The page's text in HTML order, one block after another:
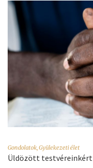
Gondolatok,Gyülekezeti élet
Üldözött testvéreinkért